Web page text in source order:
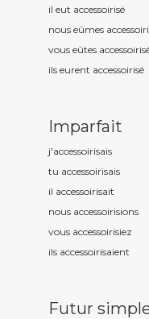
il eut accessoirisé
nous eûmes
vous eûtes accessoiris
ils eurent accessoirisé
Imparfait
j'accessoirisais
tu accessoirisais
il accessoirisait
nous accessoirisions
vous accessoirisiez
ils accessoirisaient
Futur